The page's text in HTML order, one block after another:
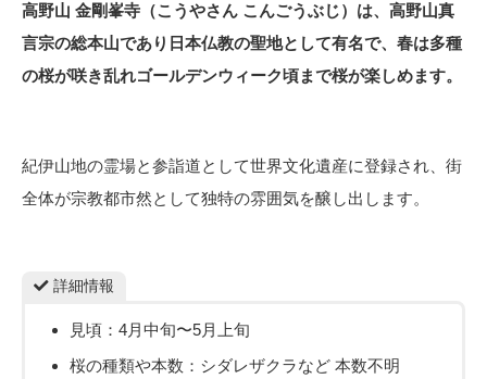
高野山 金剛峯寺（こうやさん こんごうぶじ）は、高野山真
言宗の総本山であり日本仏教の聖地として有名で、春は多種
の桜が咲き乱れゴールデンウィーク頃まで桜が楽しめます。
紀伊山地の霊場と参詣道として世界文化遺産に登録され、街
全体が宗教都市然として独特の雰囲気を醸し出します。
詳細情報
見頃：4月中旬〜5月上旬
桜の種類や本数：シダレザクラなど 本数不明